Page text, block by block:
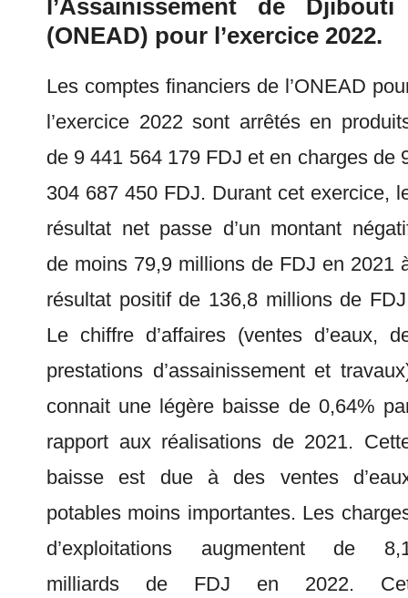
l’Assainissement de Djibouti
(ONEAD) pour l’exercice 2022.
Les comptes financiers de l’ONEAD
l’exercice 2022 sont arrêtés en
de 9 441 564 179 FDJ et en charges de
304 687 450 FDJ. Durant cet exercice,
résultat net passe d’un montant
de moins 79,9 millions de FDJ en 2021
résultat positif de 136,8 millions de
Le chiffre d’affaires (ventes d’eaux,
prestations d’assainissement et
connait une légère baisse de 0,64%
rapport aux réalisations de 2021.
baisse est due à des ventes
potables moins importantes. Les
d’exploitations augmentent de
milliards de FDJ en 2022.